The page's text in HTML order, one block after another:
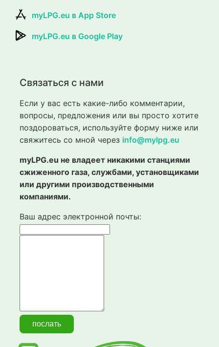
myLPG.eu в App Store
myLPG.eu в Google Play
Связаться с нами
Если у вас есть какие-либо комментарии,
вопросы, предложения или вы просто хотите
поздороваться, используйте форму ниже или
свяжитесь со мной через info@mylpg.eu
myLPG.eu не владеет никакими станциями
сжиженного газа, службами, установщиками
или другими производственными
компаниями.
Ваш адрес электронной почты: